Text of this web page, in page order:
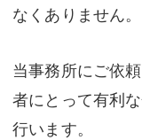
なくありません。
当事務所にご依
者にとって有利
行います。